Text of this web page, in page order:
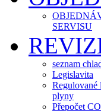
SERVISU
seznam
Legislavita
Regulované
plyny
Přepočet